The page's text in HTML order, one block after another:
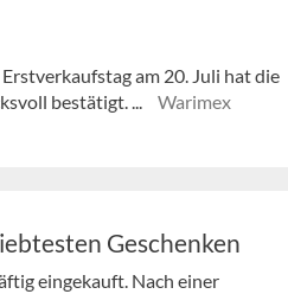
am 20. Juli hat die
bestätigt. ...
Warimex
Geschenken
eingekauft. Nach einer